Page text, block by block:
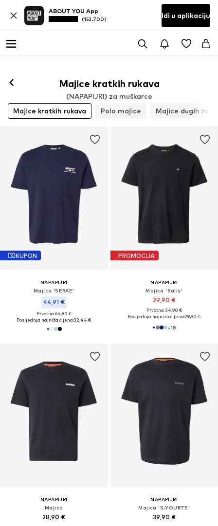
ABOUT YOU App
(152.700) Idi u aplikaciju
Majice kratkih rukava
(NAPAPIJRI) za muškarce
Majice kratkih rukava
Polo majice Majice dugih
KUPON
NAPAPIJRI
Majica 'SERAE'
44,91 €
Prvotno: 64,90 €
Posljednja najniža cijena:32,44 €
PROMOCIJA
NAPAPIJRI
Majica 'Salis'
29,90 €
Prvotno: 34,90 €
Posljednja najniža cijena:29,90 €
+18
NAPAPIJRI
Majica
28,90 €
NAPAPIJRI
Majica 'S-YOURTE'
39,90 €